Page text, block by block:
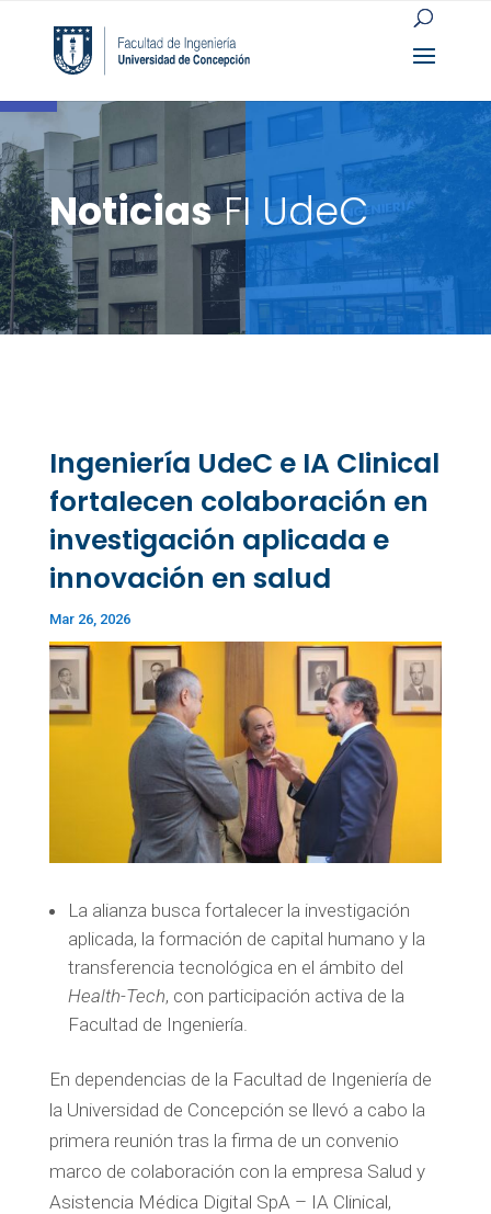
Open toolbar
NoticiasFI UdeC
Ingeniería UdeC e IA Clinical
fortalecen colaboración en
investigación aplicada e
innovación en salud
Mar 26, 2026
La alianza busca fortalecer la investigación
aplicada, la formación de capital humano y la
transferencia tecnológica en el ámbito del
Health-Tech, con participación activa de la
Facultad de Ingeniería.
En dependencias de la Facultad de Ingeniería de
la Universidad de Concepción se llevó a cabo la
primera reunión tras la firma de un convenio
marco de colaboración con la empresa Salud y
Asistencia Médica Digital SpA – IA Clinical,